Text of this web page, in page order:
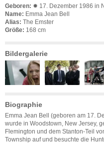
Geboren: ✹ 17. Dezember 1986 in
Name: Emma Jean Bell
Alias: The Emster
Größe: 168 cm
Bildergalerie
Biographie
Emma Jean Bell (geboren am 17.
wurde in Woodstown, New Jersey,
Flemington und dem Stanton-Teil
Township auf und besuchte die